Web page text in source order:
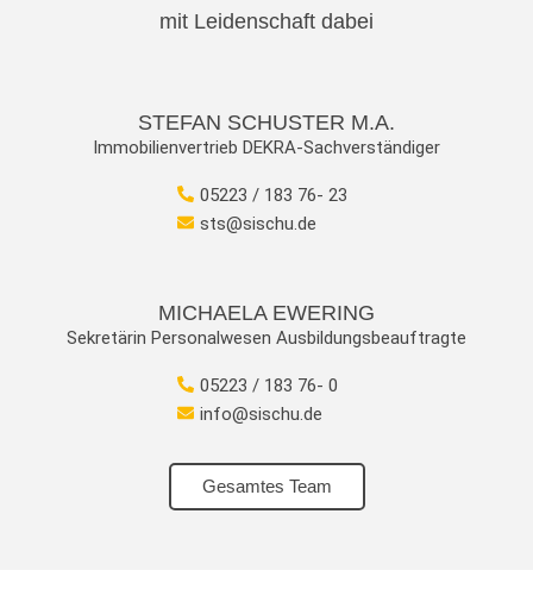
mit Leidenschaft dabei
STEFAN SCHUSTER M.A.
Immobilienvertrieb DEKRA-Sachverständiger
05223 / 183 76- 23
sts@sischu.de
MICHAELA EWERING
Sekretärin Personalwesen Ausbildungsbeauftragte
05223 / 183 76- 0
info@sischu.de
Gesamtes Team